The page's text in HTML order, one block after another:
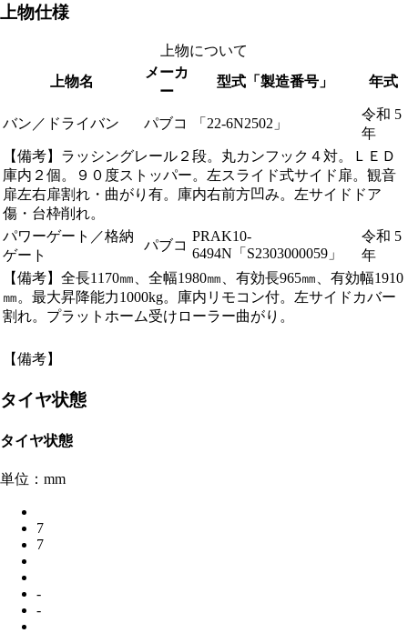
上物仕様
上物について
上物名
メーカ
ー
型式「製造番号」 年式
バン／ドライバン パブコ 「22-6N2502」
令和 5
年
【備考】ラッシングレール２段。丸カンフック４対。ＬＥＤ
庫内２個。９０度ストッパー。左スライド式サイド扉。観音
扉左右扉割れ・曲がり有。庫内右前方凹み。左サイドドア
傷・台枠削れ。
パワーゲート／格納
ゲート
パブコ
PRAK10-
6494N「S2303000059」
令和 5
年
【備考】全長1170㎜、全幅1980㎜、有効長965㎜、有効幅1910
㎜。最大昇降能力1000kg。庫内リモコン付。左サイドカバー
割れ。プラットホーム受けローラー曲がり。
【備考】
タイヤ状態
タイヤ状態
単位：mm
7
7
-
-